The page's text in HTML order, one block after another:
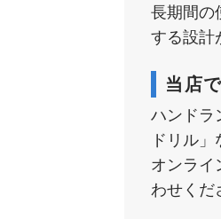
長期間の
する設計
当店
ハンドラ
ドリル
オンライ
わせくだ